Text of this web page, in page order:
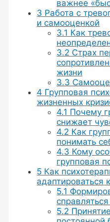
важнее
3 Работа с
и самооценкой
3.1 Как
3.2 Страх
жизни
3.3
4 Групповая
жизненных
4.1 Почему
снижает
4.2 Как
понимать
4.3 Кому
групповая
5 Как
адаптироваться
5.1
5.2